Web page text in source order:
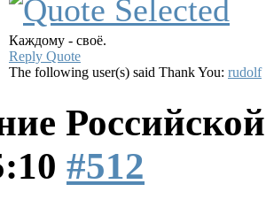
Каждому - своё.
Reply Quote
The following user(s) said Thank You: rudolf
#512